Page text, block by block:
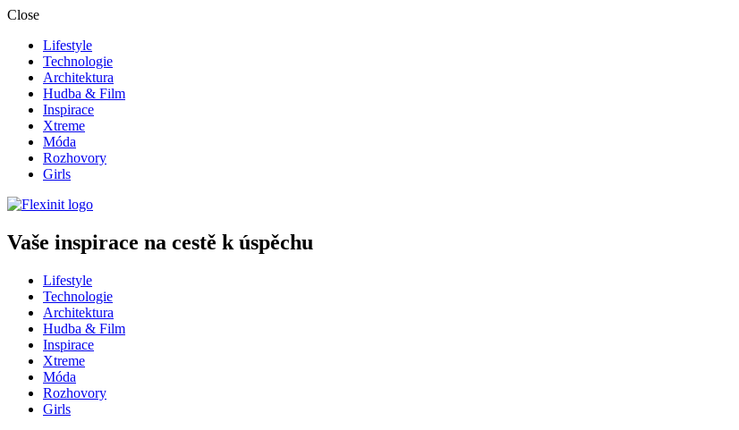
Close
Lifestyle
Technologie
Architektura
Hudba & Film
Inspirace
Xtreme
Móda
Rozhovory
Girls
Vaše inspirace na cestě k úspěchu
Lifestyle
Technologie
Architektura
Hudba & Film
Inspirace
Xtreme
Móda
Rozhovory
Girls